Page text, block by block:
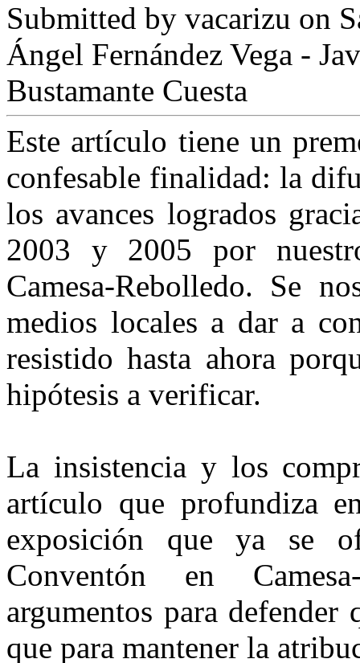
Submitted by vacarizu on
Ángel Fernández Vega -
Bustamante Cuesta
Este artículo tiene un
confesable finalidad: la
los avances logrados
2003 y 2005 por
Camesa-Rebolledo. Se
medios locales a dar a
resistido hasta ahora
hipótesis a verificar.
La insistencia y los
artículo que profundiza
expo­sición que ya se
Conventón en
argumentos para defender
que para mantener la